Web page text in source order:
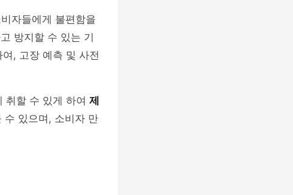
자들에게 불편함을
방지할 수 있는 기
여, 고장 예측 및 사전
취할 수 있게 하여 제
수 있으며, 소비자 만